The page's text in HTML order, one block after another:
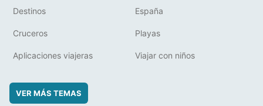
Destinos España
Cruceros Playas
Aplicaciones viajeras Viajar con niños
VER MÁS TEMAS